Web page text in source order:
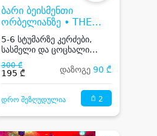
ბარი ბეისმენთი
ორბელიანზე • THE
BASEMENT BAR
5-6 სტუმარზე კერძები,
სასმელი და ცოცხალი
მუსიკა
300 ₾
195 ₾ დაზოგე 90 ₾
დრო შეზღუდულია 2